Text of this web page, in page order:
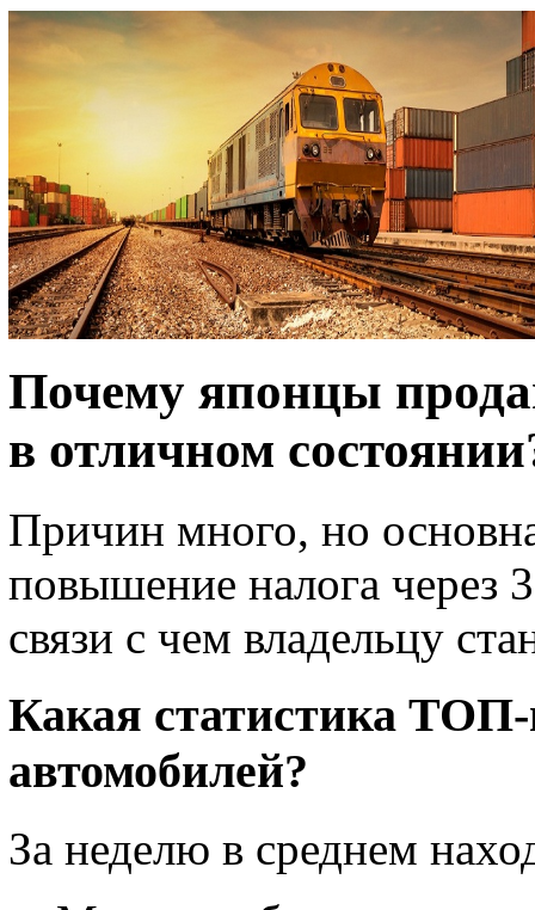
Почему японцы
в отличном
Причин много, но
повышение налога через
связи с чем владельцу
Какая статистика
автомобилей?
За неделю в среднем